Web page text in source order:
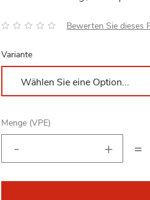
Bewertung: Bewerten Sie dieses
Variante
Menge (VPE)
=